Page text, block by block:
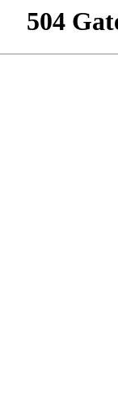
504